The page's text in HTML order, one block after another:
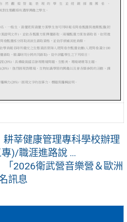
耕莘健康管理專科學校辦理
)/職涯進路說 ...
「2026衛武營音樂營＆歐洲
訊息